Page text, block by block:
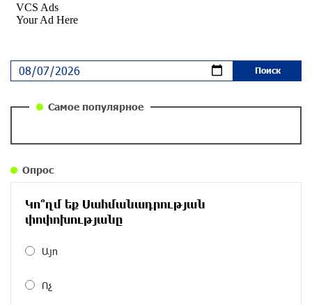
парламентского бойкота оппозиции - пустая
повестка дня? «Паст»
около одного месяца назад
Размик Марукян стал обладателем бронзовой
Самое популярное
Опрос
Կո՞ղմ եք Սահմանադրության
փոփոխությանը
Այո
Ոչ